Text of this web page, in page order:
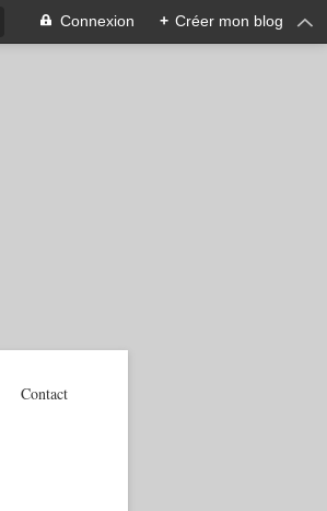
Connexion + Créer mon blog
Contact